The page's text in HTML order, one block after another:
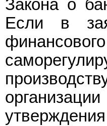
Закона о
Если в